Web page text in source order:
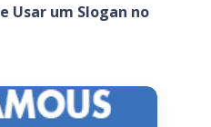
Usar um Slogan no